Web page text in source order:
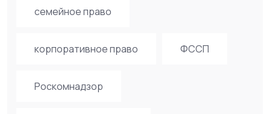
семейное право
корпоративное право ФССП
Роскомнадзор